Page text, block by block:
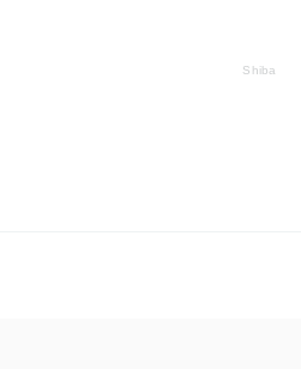
Shiba